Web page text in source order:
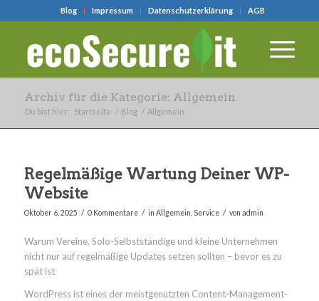
Blog Impressum Datenschutzerklärung AGB
Archiv für die Kategorie: Allgemein
Du bist hier: Startseite / Blog / Allgemein
Regelmäßige Wartung Deiner WP-
Website
Oktober 6, 2025 / 0 Kommentare / in Allgemein Service / von admin
Warum Vereine, Solo-Selbstständige und kleine Unternehmen
nicht nur auf regelmäßige Updates setzen sollten – bevor es zu
spät ist
WordPress ist eines der meistgenutzten Content-Management-